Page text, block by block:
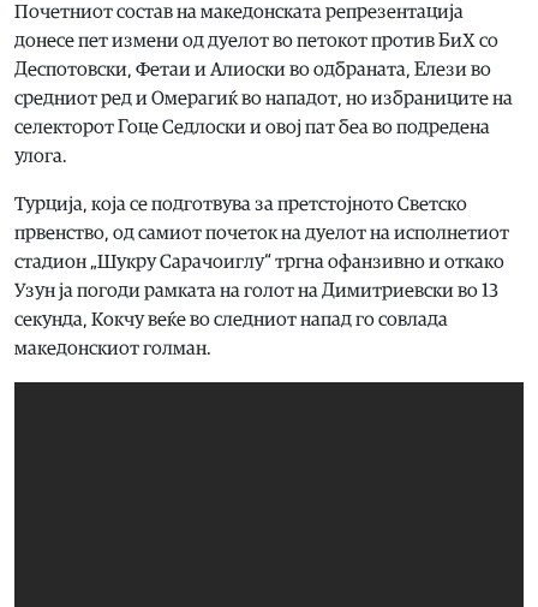
Почетниот состав на македонската репрезентација
донесе пет измени од дуелот во петокот против БиХ со
Деспотовски, Фетаи и Алиоски во одбраната, Елези во
средниот ред и Омерагиќ во нападот, но избраниците на
селекторот Гоце Седлоски и овој пат беа во подредена
улога.
Турција, која се подготвува за претстојното Светско
првенство, од самиот почеток на дуелот на исполнетиот
стадион „Шукру Сарачоиглу“ тргна офанзивно и откако
Узун ја погоди рамката на голот на Димитриевски во 13
секунда, Кокчу веќе во следниот напад го совлада
македонскиот голман.